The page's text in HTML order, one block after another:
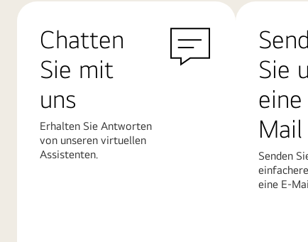
Chatten
Sie mit
uns
Erhalten Sie Antworten
von unseren virtuellen
Assistenten.
Sie
Mail
Senden
eine E-